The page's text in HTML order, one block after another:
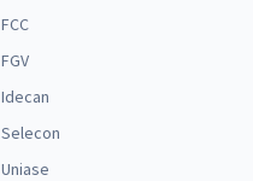
FCC
FGV
Idecan
Selecon
Uniase